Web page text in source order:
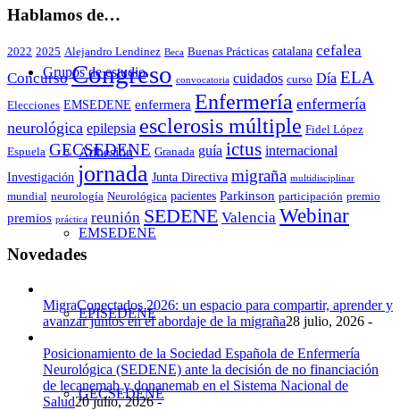
Grupos de estudio
Adhesión
EMSEDENE
EPISEDENE
GECSEDENE
Hablamos de…
2022 2025 Alejandro Lendinez Beca Buenas Prácticas catalana cefalea
Concurso Congreso convocatoria cuidados curso Día ELA
Elecciones EMSEDENE enfermera Enfermería enfermería
neurológica epilepsia esclerosis múltiple Fidel López
Espuela GECSEDENE Granada guía ictus internacional
Investigación jornada Junta Directiva migraña multidisciplinar
mundial neurología Neurológica pacientes Parkinson participación premio
premios práctica reunión SEDENE Valencia Webinar
Novedades
MigraConectados 2026: un espacio para compartir, aprender y
avanzar juntos en el abordaje de la migraña28 julio, 2026 -
Posicionamiento de la Sociedad Española de Enfermería
Neurológica (SEDENE) ante la decisión de no financiación
de lecanemab y donanemab en el Sistema Nacional de
Salud20 julio, 2026 -